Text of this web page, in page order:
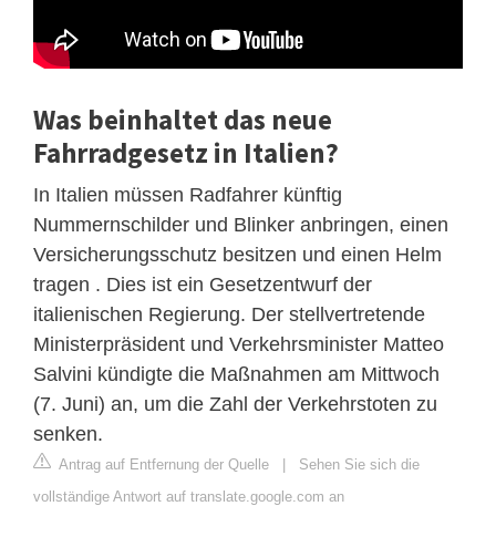
Was beinhaltet das neue
Fahrradgesetz in Italien?
In Italien müssen Radfahrer künftig
Nummernschilder und Blinker anbringen, einen
Versicherungsschutz besitzen und einen Helm
tragen . Dies ist ein Gesetzentwurf der
italienischen Regierung. Der stellvertretende
Ministerpräsident und Verkehrsminister Matteo
Salvini kündigte die Maßnahmen am Mittwoch
(7. Juni) an, um die Zahl der Verkehrstoten zu
senken.
Antrag auf Entfernung der Quelle | Sehen Sie sich die
vollständige Antwort auf translate.google.com an